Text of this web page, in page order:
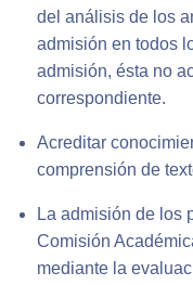
del análisis de los
admisión en todos
admisión, ésta no
correspondiente.
Acreditar
comprensión de
La admisión de los
Comisión
mediante la